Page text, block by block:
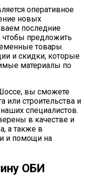
оперативное
новых
последние
чтобы предложить
товары.
и скидки, которые
материалы по
вы сможете
или строительства и
специалистов.
в качестве и
а также в
и помощи на
ОБИ